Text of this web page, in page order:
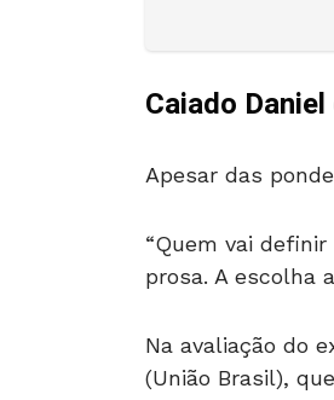
Caiado
Apesar das
“Quem vai
prosa. A escolha
Na avaliação do
(União Brasil),